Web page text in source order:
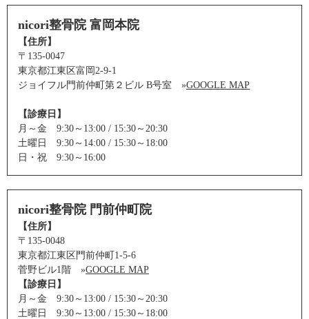
nicori整骨院 富岡本院
【住所】
〒135-0047
東京都江東区富岡2-9-1
ジョイフル門前仲町第２ビル B号室 »GOOGLE MAP
【診療日】
月～金 9:30～13:00 / 15:30～20:30
土曜日 9:30～14:00 / 15:30～18:00
日・祝 9:30～16:00
nicori整骨院 門前仲町院
【住所】
〒135-0048
東京都江東区門前仲町1-5-6
菅野ビル1階 »GOOGLE MAP
【診療日】
月～金 9:30～13:00 / 15:30～20:30
土曜日 9:30～13:00 / 15:30～18:00